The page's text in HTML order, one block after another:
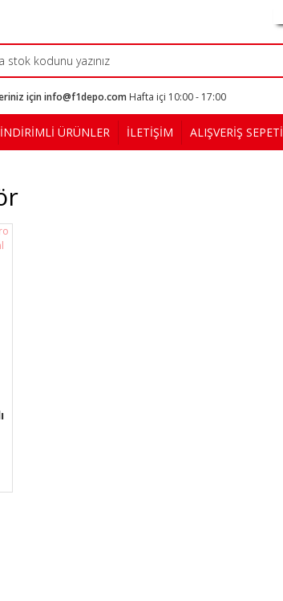
için info@f1depo.com Hafta içi 10:00 - 17:00
İNDİRİMLİ ÜRÜNLER İLETİŞİM ALIŞVERİŞ SEPETİ